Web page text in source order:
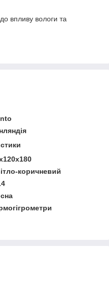
впливу вологи та
коричневий